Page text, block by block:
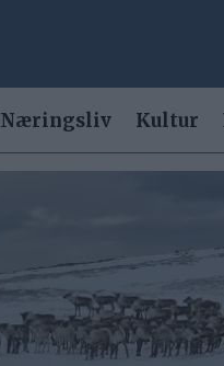
Næringsliv Kultur